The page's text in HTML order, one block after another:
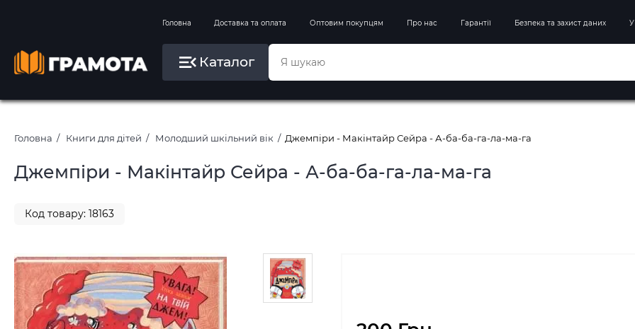
Головна Доставка та оплата Оптовим покупцям Про нас Гарантії Безпека та захист даних
Каталог
Вправи на зимові канікули
Літо, пляж, плавання, басейни
Картини за номерами
Головна Книги для дітей Молодший шкільний вік Джемпіри - Макінтайр Сейра - А-ба-ба-га-ла-ма-га
Джемпіри - Макінтайр Сейра - А-ба-ба-га-ла-ма-га
Код товару: 18163